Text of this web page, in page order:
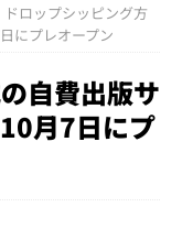
ドロップシッピング方
にプレオープン
自費出版サ
月7日にプ